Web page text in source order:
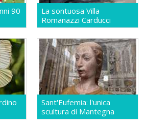
90
La sontuosa Villa
Romanazzi Carducci
Sant'Eufemia: l'unica
scultura di Mantegna